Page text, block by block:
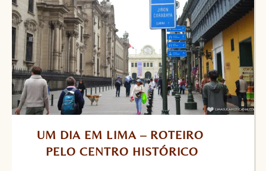
UM DIA EM LIMA – ROTEIRO
PELO CENTRO HISTÓRICO